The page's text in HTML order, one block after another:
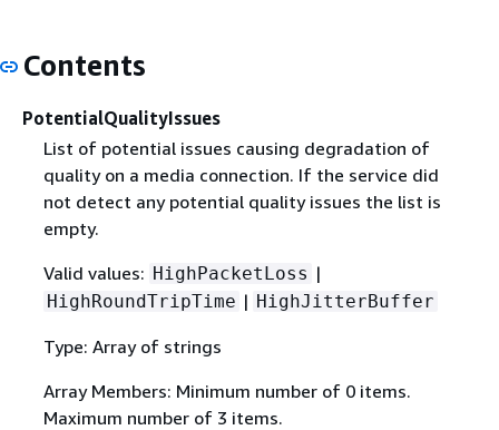
Contents
PotentialQualityIssues
List of potential issues causing degradation of
quality on a media connection. If the service did
not detect any potential quality issues the list is
empty.
Valid values: HighPacketLoss |
HighRoundTripTime | HighJitterBuffer
Type: Array of strings
Array Members: Minimum number of 0 items.
Maximum number of 3 items.